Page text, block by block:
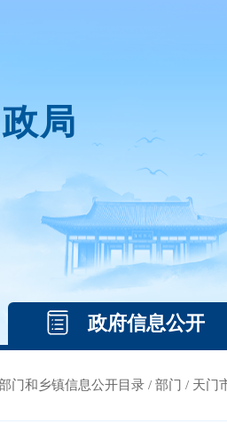
局
政府信息公开
门和乡镇信息公开目录 / 部门 / 天门